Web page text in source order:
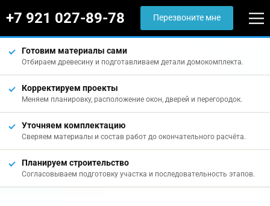
+7 921 027-89-78 Перезвоните мне
Готовим материалы сами
Отбираем древесину и подготавливаем детали домокомплекта.
Корректируем проекты
Меняем планировку, расположение окон, дверей и перегородок.
Уточняем комплектацию
Сверяем материалы и состав работ до окончательного расчёта.
Планируем строительство
Согласовываем подготовку участка и последовательность этапов.